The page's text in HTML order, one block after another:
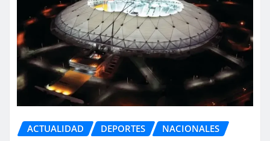
ACTUALIDAD DEPORTES NACIONALES